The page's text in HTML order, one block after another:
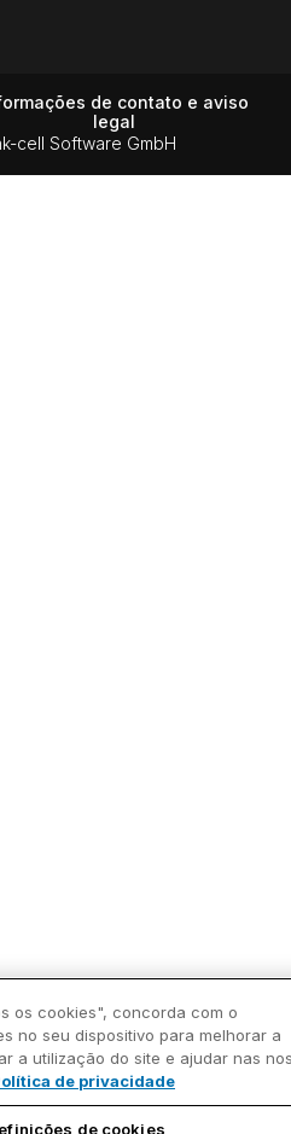
cell Software GmbH
de contato e aviso
legal
os cookies", concorda com o
no seu dispositivo para melhorar a
a utilização do site e ajudar nas
de privacidade
de cookies